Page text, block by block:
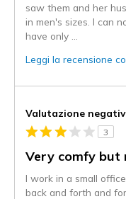
saw them and her
in men's sizes. I can
have only
Leggi la recensione
Valutazione
3
Very comfy but
I work in a small
back and forth and